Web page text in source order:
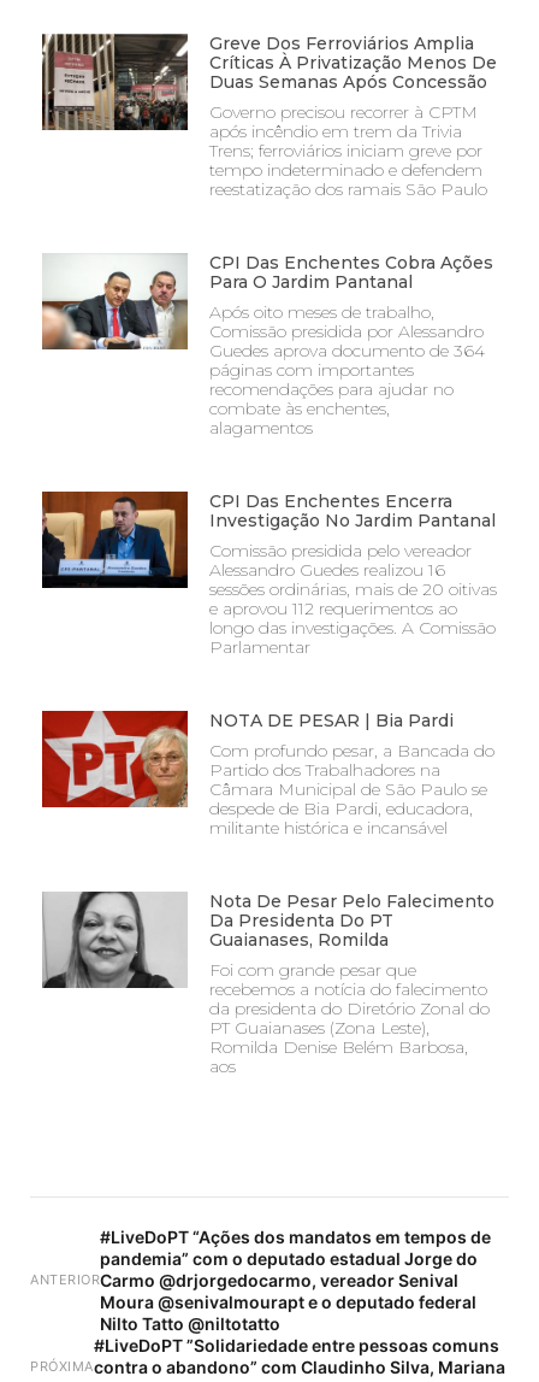
Greve Dos Ferroviários Amplia
Críticas À Privatização Menos De
Duas Semanas Após Concessão
Governo precisou recorrer à CPTM
após incêndio em trem da Trivia
Trens; ferroviários iniciam greve por
tempo indeterminado e defendem
reestatização dos ramais São Paulo
CPI Das Enchentes Cobra Ações
Para O Jardim Pantanal
Após oito meses de trabalho,
Comissão presidida por Alessandro
Guedes aprova documento de 364
páginas com importantes
recomendações para ajudar no
combate às enchentes,
alagamentos
CPI Das Enchentes Encerra
Investigação No Jardim Pantanal
Comissão presidida pelo vereador
Alessandro Guedes realizou 16
sessões ordinárias, mais de 20 oitivas
e aprovou 112 requerimentos ao
longo das investigações. A Comissão
Parlamentar
NOTA DE PESAR | Bia Pardi
Com profundo pesar, a Bancada do
Partido dos Trabalhadores na
Câmara Municipal de São Paulo se
despede de Bia Pardi, educadora,
militante histórica e incansável
Nota De Pesar Pelo Falecimento
Da Presidenta Do PT
Guaianases, Romilda
Foi com grande pesar que
recebemos a notícia do falecimento
da presidenta do Diretório Zonal do
PT Guaianases (Zona Leste),
Romilda Denise Belém Barbosa,
aos
ANTERIOR
#LiveDoPT “Ações dos mandatos em tempos de
pandemia” com o deputado estadual Jorge do
Carmo @drjorgedocarmo, vereador Senival
Moura @senivalmourapt e o deputado federal
Nilto Tatto @niltotatto
PRÓXIMA
#LiveDoPT ”Solidariedade entre pessoas comuns
contra o abandono” com Claudinho Silva, Mariana